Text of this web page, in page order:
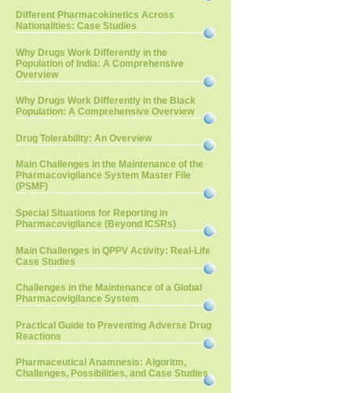
Different Pharmacokinetics Across
Nationalities: Case Studies
Why Drugs Work Differently in the
Population of India: A Comprehensive
Overview
Why Drugs Work Differently in the Black
Population: A Comprehensive Overview
Drug Tolerability: An Overview
Main Challenges in the Maintenance of the
Pharmacovigilance System Master File
(PSMF)
Special Situations for Reporting in
Pharmacovigilance (Beyond ICSRs)
Main Challenges in QPPV Activity: Real-Life
Case Studies
Challenges in the Maintenance of a Global
Pharmacovigilance System
Practical Guide to Preventing Adverse Drug
Reactions
Pharmaceutical Anamnesis: Algoritm,
Challenges, Possibilities, and Case Studies